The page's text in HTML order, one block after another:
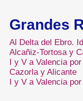
Grandes
Al Delta del Ebro.
Alcañiz-Tortosa y
I y V a Valencia
Cazorla y Alicante
I y V a Valencia